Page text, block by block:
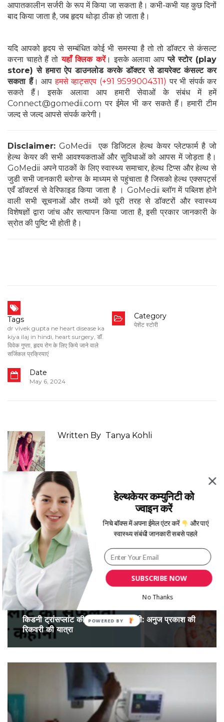
आपातकालीन सर्जरी के रूप में किया जा सकता है। कभी-कभी यह कुछ दिनों
बाद किया जाता है, जब हृदय थोड़ा ठीक हो जाता है।
यदि आपको हृदय से सम्बंधित कोई भी समस्या है तो तो डॉक्टर से कंसल्ट
करना चाहते हैं तो यहाँ क्लिक करें। इसके अलावा आपप्ले स्टोर (play
store) से हमारा ऐप डाउनलोड करके डॉक्टर से डायरेक्ट कंसल्ट कर
सकता हैं। आपहमसे व्हाट्सएप (+91 9599004311) पर भी संपर्क कर
सकते हैं। इसके अलावा आप हमारी सेवाओं के संबंध में हमें
Connect@gomedii.com पर ईमेल भी कर सकते हैं। हमारी टीम
जल्द से जल्द आपसे संपर्क करेगी।
Disclaimer: GoMedii एक डिजिटल हेल्थ केयर प्लेटफार्म है जो
हेल्थ केयर की सभी आवश्यकताओं और सुविधाओं को आपस में जोड़ता है।
GoMedii अपने पाठकों के लिए स्वास्थ्य समाचार, हेल्थ टिप्स और हेल्थ से
जुडी सभी जानकारी ब्लोग्स के माध्यम से पहुंचाता है जिसको हेल्थ एक्सपर्ट्स
एवँ डॉक्टर्स से वेरिफाइड किया जाता है । GoMedii ब्लॉग में पब्लिश होने
वाली सभी सूचनाओं और तथ्यों को पूरी तरह से डॉक्टरों और स्वास्थ्य
विशेषज्ञों द्वारा जांच और सत्यापन किया जाता है, इसी प्रकार जानकारी के
स्रोत की पुष्टि भी होती है।
Tags
dr vivek gupta ne heart disease ka
kiya ilaj in hindi, heart surgery, डॉ.
विवेक गुप्ता, हृदय रोग के लिए किये जाने वाले
सर्जिकल प्रक्रियाएं
Category
पेशेंट स्टोरी
Date
May 6, 2024
Written By Tanya Kohli
More Posts From:
किडनी ट्रांसप्लांट की सफलता की कहानी: अनुज प्रकाश की
रिकवरी की यात्रा
SUBSCRIBE NOW
हेल्थकेयर कम्युनिटी को
ज्वाइन करें
निचे बॉक्स में अपना ईमेल एंटर करें
और पाएं
स्वास्थ्य संबंधी जानकारी सबसे पहले
No Thanks